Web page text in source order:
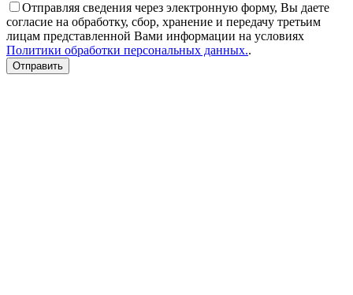
Отправляя сведения через электронную форму, Вы даете
согласие на обработку, сбор, хранение и передачу третьим
лицам представленной Вами информации на условиях
Политики обработки персональных данных..